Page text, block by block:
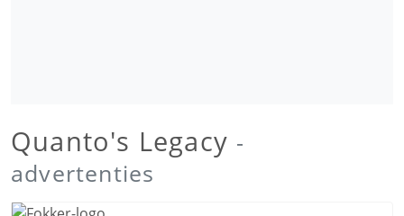
Quanto's Legacy -
advertenties